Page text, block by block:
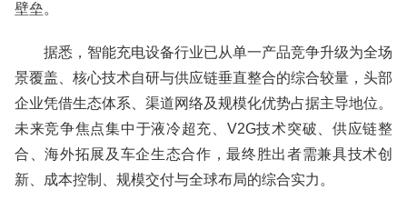
壁垒。
据悉，智能充电设备行业已从单一产品竞争升级为全场
景覆盖、核心技术自研与供应链垂直整合的综合较量，头部
企业凭借生态体系、渠道网络及规模化优势占据主导地位。
未来竞争焦点集中于液冷超充、V2G技术突破、供应链整
合、海外拓展及车企生态合作，最终胜出者需兼具技术创
新、成本控制、规模交付与全球布局的综合实力。